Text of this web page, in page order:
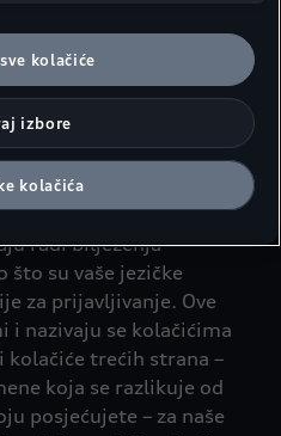
(tekstualna
kad je korisnik
preglednika da je
radi bilježenja
što su vaše jezičke
za prijavljivanje. Ove
i nazivaju se kolačićima
trećih strana –
koja se razlikuje od
posjećujete – za naše
kolačiće
izbore
kolačića